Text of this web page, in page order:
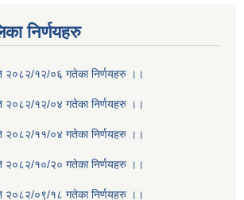
निर्णयहरु
२०८२/१२/०६ गतेका निर्णयहरु ।।
२०८२/१२/०४ गतेका निर्णयहरु ।।
२०८२/११/०४ गतेका निर्णयहरु ।।
२०८२/१०/२० गतेका निर्णयहरु ।।
२०८२/०९/१८ गतेका निर्णयहरु ।।